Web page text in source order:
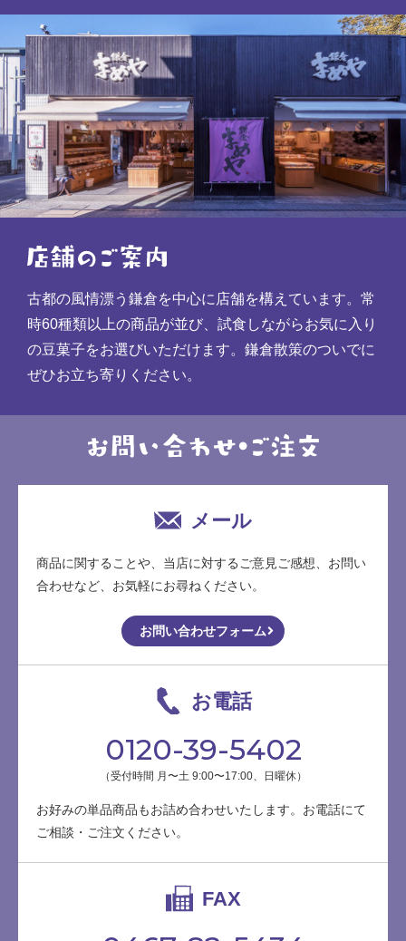
古都の風情漂う鎌倉を中心に店舗を構えています。常
時60種類以上の商品が並び、試食しながらお気に入り
の豆菓子をお選びいただけます。鎌倉散策のついでに
ぜひお立ち寄りください。
メール
商品に関することや、当店に対するご意見ご感想、お問い
合わせなど、お気軽にお尋ねください。
お問い合わせフォーム
お電話
0120-39-5402
（受付時間 月〜土 9:00〜17:00、日曜休）
お好みの単品商品もお詰め合わせいたします。お電話にて
ご相談・ご注文ください。
FAX